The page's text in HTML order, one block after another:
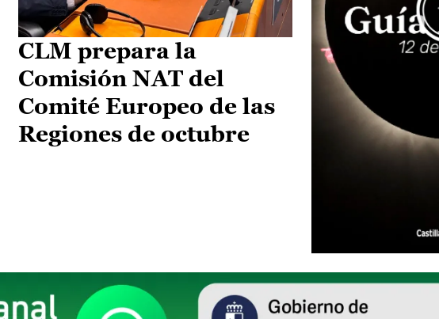
CLM prepara la
Comisión NAT del
Comité Europeo de las
Regiones de octubre